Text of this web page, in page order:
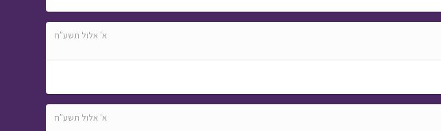
א' אלול תשע"ח
א' אלול תשע"ח